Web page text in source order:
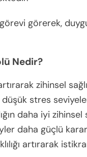
görerek,
Nedir?
zihinsel
stres
daha iyi zihinsel
daha güçlü
artırarak